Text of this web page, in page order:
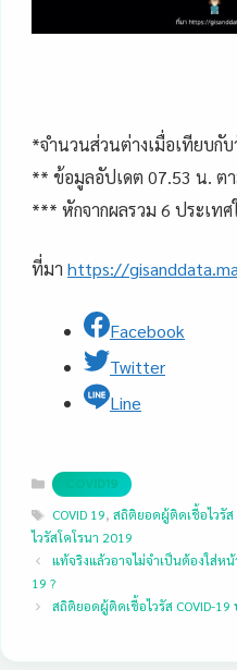
*จำนวนส่วนต่างเมื่อเทียบกั
** ข้อมูลอัปเดต 07.53 น. ต
*** หักจากผลรวม 6 ประเทศ
ที่มา https://
Facebook
Twitter
Line
Categories
COVID19
Tags
COVID 19,สถิติยอดผู้ติดเชื้อไวรัส
ไวรัสโคโรนา 2019
แท้จริงแล้วอาจไม่จำเป็นต้องใส่ห
19 ?
สถิติยอดผู้ติดเชื้อไวรัส COVID-